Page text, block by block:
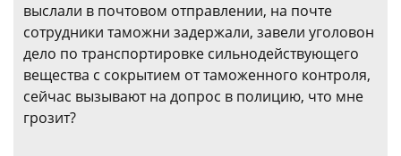
выслали в почтовом отправлении, на почте
сотрудники таможни задержали, завели уголовон
дело по транспортировке сильнодействующего
вещества с сокрытием от таможенного контроля,
сейчас вызывают на допрос в полицию, что мне
грозит?